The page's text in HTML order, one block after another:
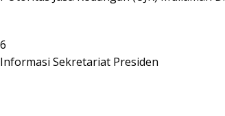
Sekretariat Presiden